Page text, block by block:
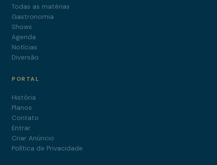
Todas as matérias
Gastronomia
Shows
Agenda
Notícias
Diversão
PORTAL
História
Planos
Contato
Entrar
Criar Anúncio
Política de Privacidade